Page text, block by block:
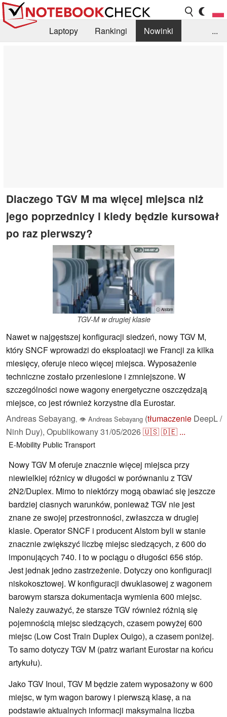
Laptopy Rankingi
Nowinki
...
Dlaczego TGV M ma więcej miejsca niż
jego poprzednicy i kiedy będzie kursował
po raz pierwszy?
ⓘ Alstom
TGV-M w drugiej klasie
Nawet w najgęstszej konfiguracji siedzeń, nowy TGV M,
który SNCF wprowadzi do eksploatacji we Francji za kilka
miesięcy, oferuje nieco więcej miejsca. Wyposażenie
techniczne zostało przeniesione i zmniejszone. W
szczególności nowe wagony energetyczne oszczędzają
miejsce, co jest również korzystne dla Eurostar.
Andreas Sebayang, 👁 Andreas Sebayang (tłumaczenie DeepL /
Ninh Duy), Opublikowany31/05/2026🇺🇸🇩🇪 ...
E-Mobility Public Transport
Nowy TGV M oferuje znacznie więcej miejsca przy
niewielkiej różnicy w długości w porównaniu z TGV
2N2/Duplex. Mimo to niektórzy mogą obawiać się jeszcze
bardziej ciasnych warunków, ponieważ TGV nie jest
znane ze swojej przestronności, zwłaszcza w drugiej
klasie. Operator SNCF i producent Alstom byli w stanie
znacznie zwiększyć liczbę miejsc siedzących, z 600 do
imponujących 740. I to w pociągu o długości 656 stóp.
Jest jednak jedno zastrzeżenie. Dotyczy ono konfiguracji
niskokosztowej. W konfiguracji dwuklasowej z wagonem
barowym starsza dokumentacja wymienia 600 miejsc.
Należy zauważyć, że starsze TGV również różnią się
pojemnością miejsc siedzących, czasem powyżej 600
miejsc (Low Cost Train Duplex Ouigo), a czasem poniżej.
To samo dotyczy TGV M (patrz wariant Eurostar na końcu
artykułu).
Jako TGV Inoui, TGV M będzie zatem wyposażony w 600
miejsc, w tym wagon barowy i pierwszą klasę, a na
podstawie aktualnych informacji maksymalna liczba